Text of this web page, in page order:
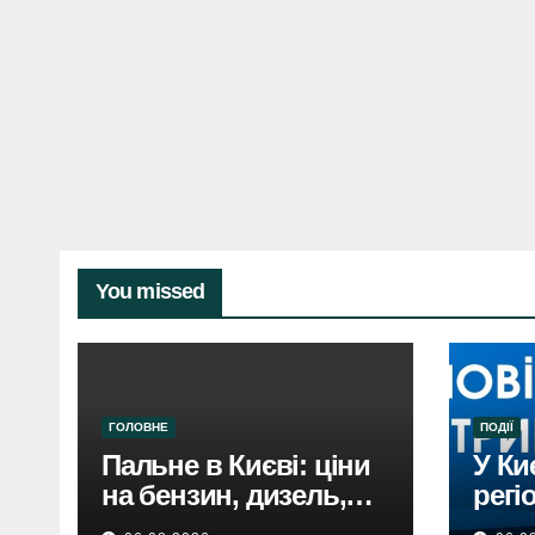
You missed
ГОЛОВНЕ
Пальне в Києві: ціни
на бензин, дизель,
газ 5 серпня. Не
ПОДІЇ
У